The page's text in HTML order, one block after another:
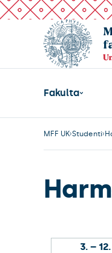
Fakulta
MFF UK Studenti
3. –